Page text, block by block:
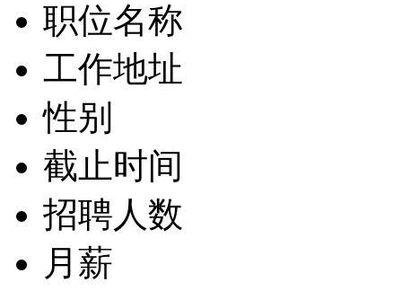
职位名称
工作地址
性别
截止时间
招聘人数
月薪